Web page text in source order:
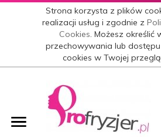
Strona korzysta z plików
realizacji usług i zgodnie z
Cookies. Możesz określić
przechowywania lub
cookies w Twojej